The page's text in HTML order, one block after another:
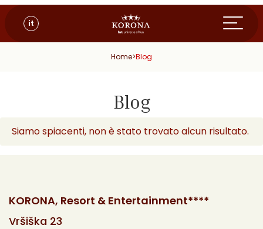
it
Home>Blog
Blog
Siamo spiacenti, non è stato trovato alcun risultato.
KORONA, Resort & Entertainment****
Vršiška 23